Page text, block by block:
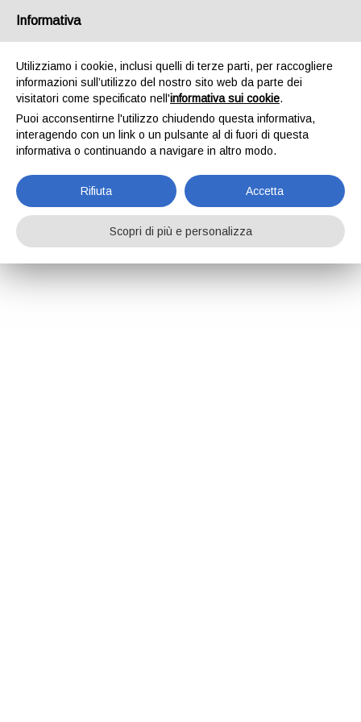
Informativa
Utilizziamo i cookie, inclusi quelli di terze parti, per raccogliere
informazioni sull’utilizzo del nostro sito web da parte dei
visitatori come specificato nell'informativa sui cookie.
Puoi acconsentirne l'utilizzo chiudendo questa informativa,
interagendo con un link o un pulsante al di fuori di questa
informativa o continuando a navigare in altro modo.
Rifiuta Accetta
Scopri di più e personalizza